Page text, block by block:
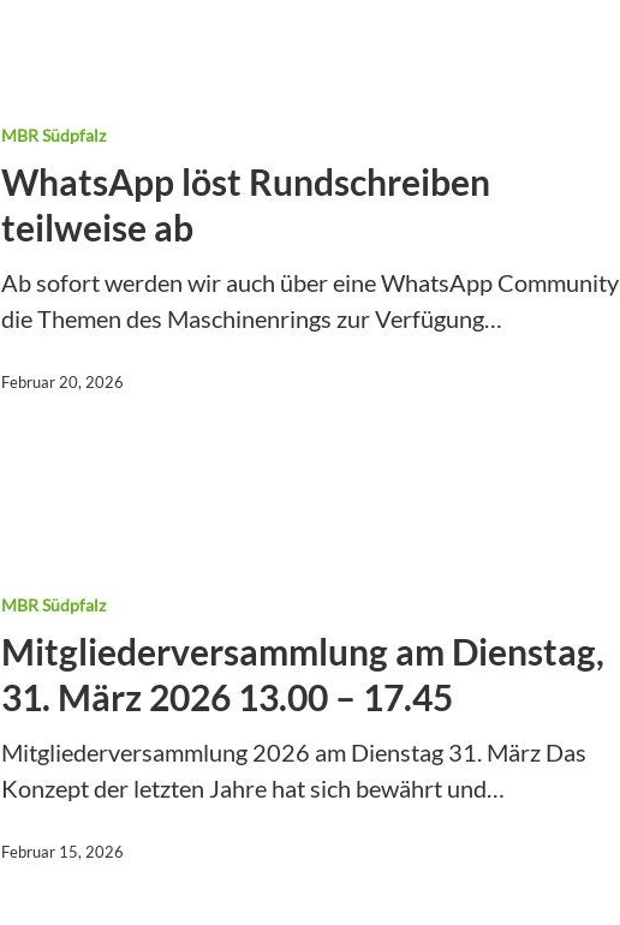
MBR Südpfalz
WhatsApp löst Rundschreiben
teilweise ab
Ab sofort werden wir auch über eine WhatsApp Community
die Themen des Maschinenrings zur Verfügung…
Februar 20, 2026
MBR Südpfalz
Mitgliederversammlung am Dienstag,
31. März 2026 13.00 – 17.45
Mitgliederversammlung 2026 am Dienstag 31. März Das
Konzept der letzten Jahre hat sich bewährt und…
Februar 15, 2026